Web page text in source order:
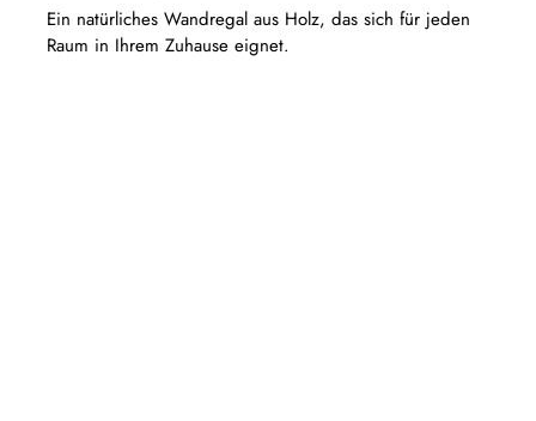
Ein natürliches Wandregal aus Holz, das sich für jeden
Raum in Ihrem Zuhause eignet.